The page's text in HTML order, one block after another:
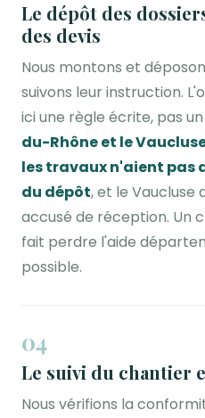
Le dépôt des
des devis
Nous montons et
suivons leur instruction.
ici une règle écrite, pas
du-Rhône et le
les travaux n'aient pas
du dépôt, et le Vaucluse
accusé de réception. Un
fait perdre l'aide
possible.
04
Le suivi du chantier
Nous vérifions la